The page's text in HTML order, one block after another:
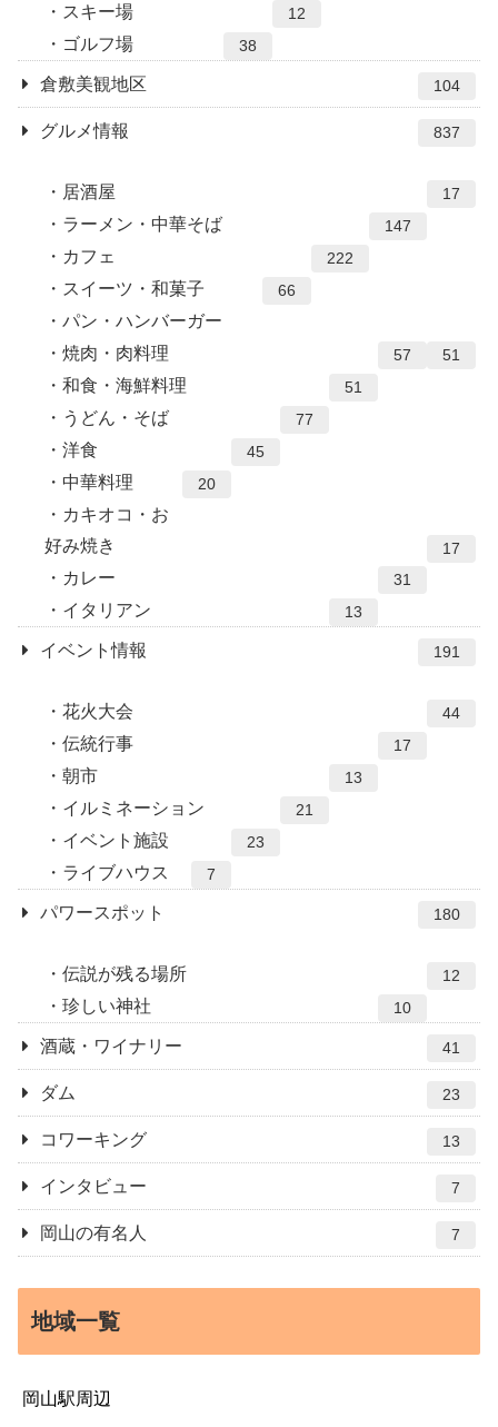
スキー場 12
ゴルフ場 38
倉敷美観地区 104
グルメ情報 837
居酒屋 17
ラーメン・中華そば 147
カフェ 222
スイーツ・和菓子 66
パン・ハンバーガー
51
焼肉・肉料理 57
和食・海鮮料理 51
うどん・そば 77
洋食 45
中華料理 20
カキオコ・お
好み焼き
17
カレー 31
イタリアン 13
イベント情報 191
花火大会 44
伝統行事 17
朝市 13
イルミネーション 21
イベント施設 23
ライブハウス 7
パワースポット 180
伝説が残る場所 12
珍しい神社 10
酒蔵・ワイナリー 41
ダム 23
コワーキング 13
インタビュー 7
岡山の有名人 7
地域一覧
岡山駅周辺